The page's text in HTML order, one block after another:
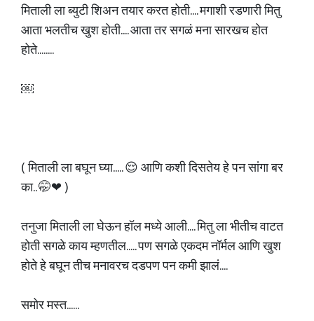
मिताली ला ब्युटी शिअन तयार करत होती.... मगाशी रडणारी मितु
आता भलतीच खुश होती.... आता तर सगळं मना सारखच होत
होते........
￼
( मिताली ला बघून घ्या..... 😌 आणि कशी दिसतेय हे पन सांगा बर
का.. 🤭❤ )
तनुजा मिताली ला घेऊन हॉल मध्ये आली.... मितु ला भीतीच वाटत
होती सगळे काय म्हणतील..... पण सगळे एकदम नॉर्मल आणि खुश
होते हे बघून तीच मनावरच दडपण पन कमी झालं....
समोर मस्त......